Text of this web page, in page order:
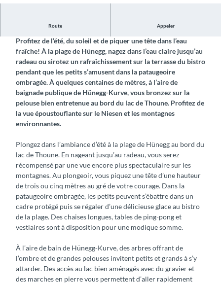
Route Appeler
Rafraîchissement et vue panoramique et ambiance italienne
Profitez de l’été, du soleil et de piquer une tête dans l’eau
fraîche! À la plage de Hünegg, nagez dans l’eau claire jusqu’au
radeau ou sirotez un rafraîchissement sur la terrasse du bistro
pendant que les petits s’amusent dans la pataugeoire
ombragée. À quelques centaines de mètres, à l’aire de
baignade publique de Hünegg-Kurve, vous bronzez sur la
pelouse bien entretenue au bord du lac de Thoune. Profitez de
la vue époustouflante sur le Niesen et les montagnes
environnantes.
Plongez dans l’ambiance d’été à la plage de Hünegg au bord du
lac de Thoune. En nageant jusqu’au radeau, vous serez
récompensé par une vue encore plus spectaculaire sur les
montagnes. Au plongeoir, vous piquez une tête d’une hauteur
de trois ou cinq mètres au gré de votre courage. Dans la
pataugeoire ombragée, les petits peuvent s’ébattre dans un
cadre protégé puis se régaler d’une délicieuse glace au bistro
de la plage. Des chaises longues, tables de ping-pong et
vestiaires sont à disposition pour une modique somme.
À l’aire de bain de Hünegg-Kurve, des arbres offrant de
l’ombre et de grandes pelouses invitent petits et grands à s’y
attarder. Des accès au lac bien aménagés avec du gravier et
des marches en pierre vous permettent d’aller rapidement